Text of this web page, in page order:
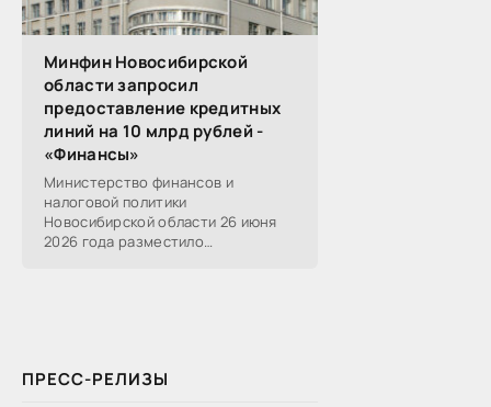
Минфин Новосибирской
области запросил
предоставление кредитных
линий на 10 млрд рублей -
«Финансы»
Министерство финансов и
налоговой политики
Новосибирской области 26 июня
2026 года разместило
ПРЕСС-РЕЛИЗЫ